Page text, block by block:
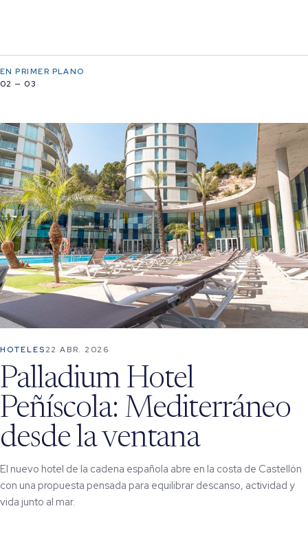
EN PRIMER PLANO
02 — 03
HOTELES 22 ABR. 2026
Palladium Hotel
Peñíscola: Mediterráneo
desde la ventana
El nuevo hotel de la cadena española abre en la costa de Castellón
con una propuesta pensada para equilibrar descanso, actividad y
vida junto al mar.